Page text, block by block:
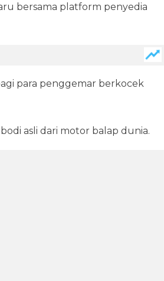
bersama platform penyedia
para penggemar berkocek
asli dari motor balap dunia.